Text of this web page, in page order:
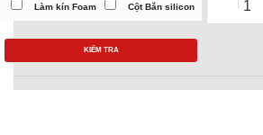
Làm kín Foam Cột Bắn silicon
KIỂM TRA